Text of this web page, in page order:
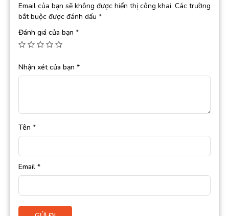
Email của bạn sẽ không được hiển thị công khai. Các trường
bắt buộc được đánh dấu *
Đánh giá của bạn *
Nhận xét của bạn *
Tên *
Email *